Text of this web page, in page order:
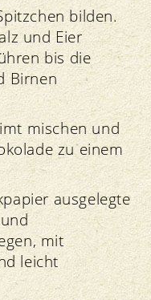
bilden.
und Eier
bis die
Birnen
mischen und
zu einem
ausgelegte
mit
leicht